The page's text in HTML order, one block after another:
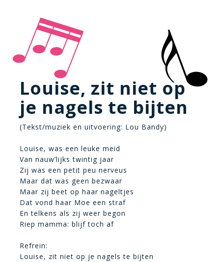
Louise, zit niet op
je nagels te bijten
(Tekst/muziek en uitvoering: Lou Bandy)
Louise, was een leuke meid
Van nauw’lijks twintig jaar
Zij was een petit peu nerveus
Maar dat was geen bezwaar
Maar zij beet op haar nageltjes
Dat vond haar Moe een straf
En telkens als zij weer begon
Riep mamma: blijf toch af
Refrein:
Louise, zit niet op je nagels te bijten